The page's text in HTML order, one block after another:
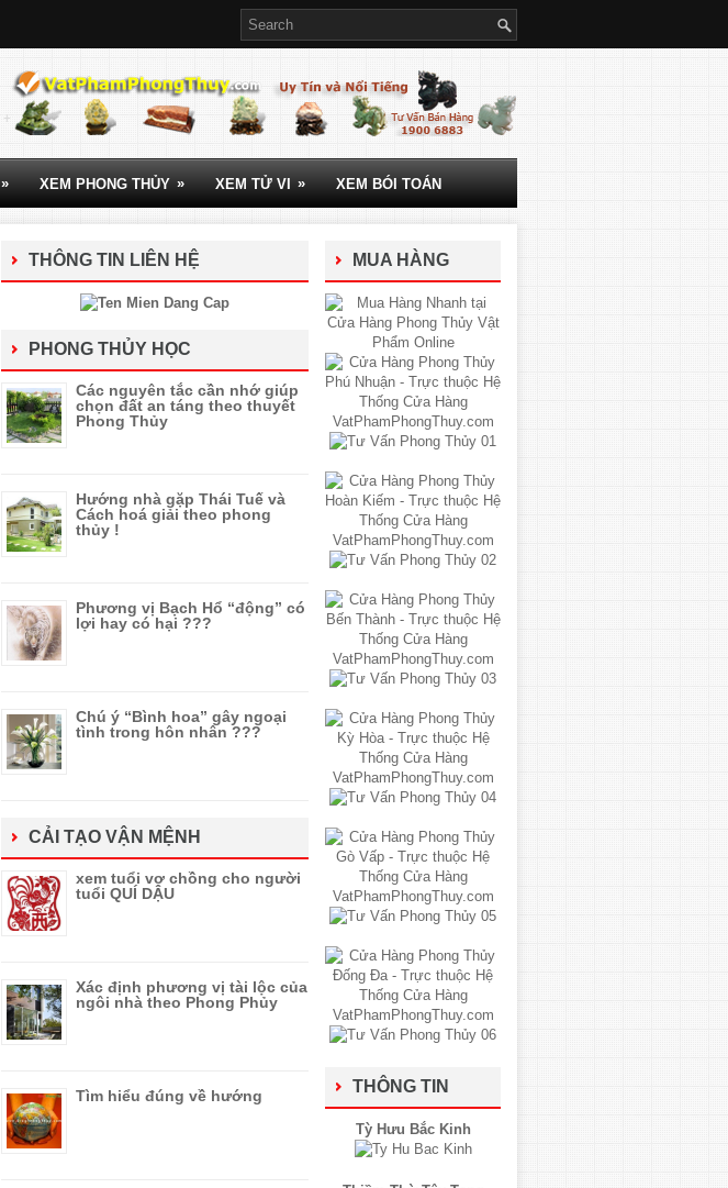
» XEM PHONG THỦY » XEM TỬ VI » XEM BÓI TOÁN
THÔNG TIN LIÊN HỆ
PHONG THỦY HỌC
Các nguyên tắc cần nhớ giúp
chọn đất an táng theo thuyết
Phong Thủy
Hướng nhà gặp Thái Tuế và
Cách hoá giải theo phong
thủy !
Phương vị Bạch Hổ “động” có
lợi hay có hại ???
Chú ý “Bình hoa” gây ngoại
tình trong hôn nhân ???
CẢI TẠO VẬN MỆNH
xem tuổi vợ chồng cho người
tuổi QUÍ DẬU
Xác định phương vị tài lộc của
ngôi nhà theo Phong Phủy
Tìm hiểu đúng về hướng
MUA HÀNG
THÔNG TIN
Tỳ Hưu Bắc Kinh